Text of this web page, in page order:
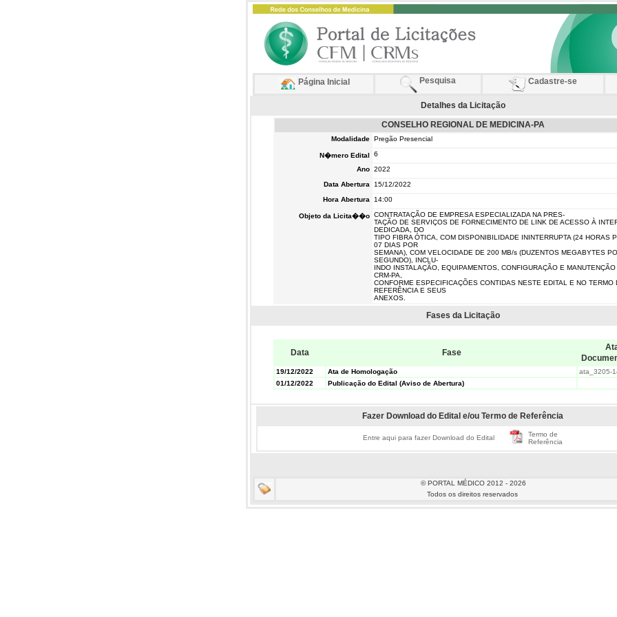
Página Inicial Pesquisa Cadastre-se
Detalhes da Licitação
CONSELHO REGIONAL DE MEDICINA-PA
Modalidade Pregão Presencial
N�mero Edital
6
Ano 2022
Data Abertura
15/12/2022
Hora Abertura
14:00
Objeto da Licita��o CONTRATAÇÃO DE EMPRESA ESPECIALIZADA NA PRES-
TAÇÃO DE SERVIÇOS DE FORNECIMENTO DE LINK DE ACESSO À
DEDICADA, DO
TIPO FIBRA ÓTICA, COM DISPONIBILIDADE ININTERRUPTA (24 HORAS
07 DIAS POR
SEMANA), COM VELOCIDADE DE 200 MB/s (DUZENTOS MEGABYTES
SEGUNDO), INCLU-
INDO INSTALAÇÃO, EQUIPAMENTOS, CONFIGURAÇÃO E MANUTENÇÃO
CRM-PA,
CONFORME ESPECIFICAÇÕES CONTIDAS NESTE EDITAL E NO TERMO
REFERÊNCIA E SEUS
ANEXOS.
Fases da Licitação
Data Fase
19/12/2022 Ata de Homologação
ata_3205-
01/12/2022
Publicação do Edital (Aviso de Abertura)
Fazer Download do Edital e/ou Termo de Referência
Entre aqui para fazer Download do Edital
Termo de
Referência
© PORTAL MÉDICO 2012 - 2026
Todos os direitos reservados